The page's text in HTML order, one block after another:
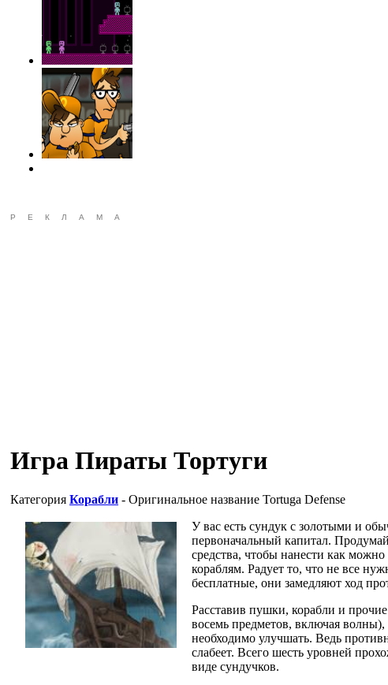
РЕКЛАМА
Игра Пираты Тортуги
Категория Корабли - Оригинальное название Tortuga Defense
У вас есть сундук с золотыми и
первоначальный капитал.
средства, чтобы нанести как
кораблям. Радует то, что не все
бесплатные, они замедляют ход
Расставив пушки, корабли и
восемь предметов, включая волны),
необходимо улучшать. Ведь
слабеет. Всего шесть уровней
виде сундучков.